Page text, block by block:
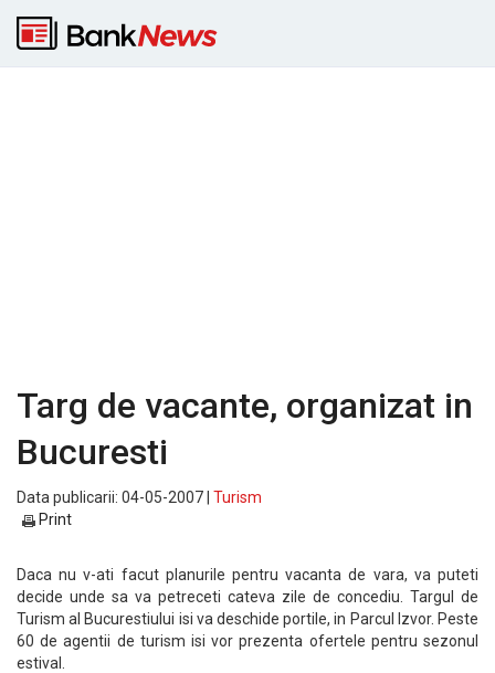
Targ de vacante, organizat in
Bucuresti
Data publicarii: 04-05-2007 | Turism
Print
Daca nu v-ati facut planurile pentru vacanta de vara, va puteti
decide unde sa va petreceti cateva zile de concediu. Targul de
Turism al Bucurestiului isi va deschide portile, in Parcul Izvor. Peste
60 de agentii de turism isi vor prezenta ofertele pentru sezonul
estival.